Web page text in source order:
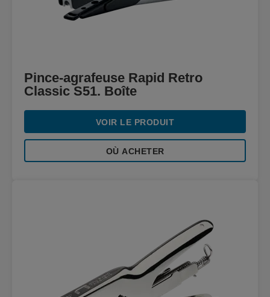
Pince-agrafeuse Rapid Retro
Classic S51. Boîte
VOIR LE PRODUIT
OÙ ACHETER